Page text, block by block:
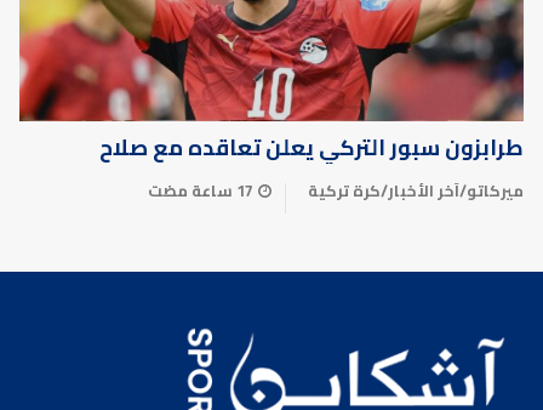
طرابزون سبور التركي يعلن تعاقده مع صلاح
ميركاتو/آخر الأخبار/كرة تركية 17 ساعة مضت